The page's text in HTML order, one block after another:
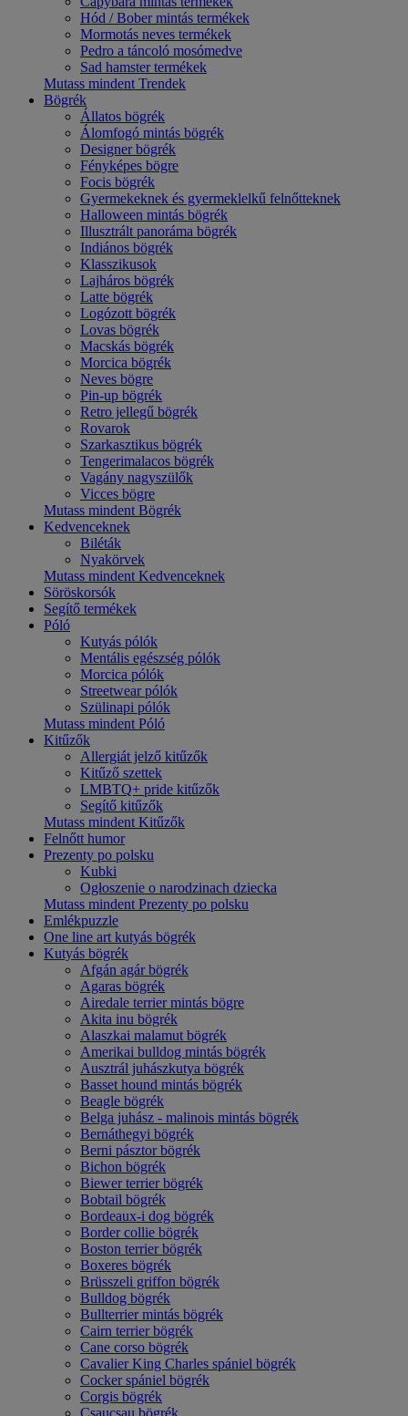
Hód / Bober mintás termékek
Mormotás neves termékek
Pedro a táncoló mosómedve
Sad hamster termékek
Mutass mindent Trendek
Bögrék
Állatos bögrék
Álomfogó mintás bögrék
Designer bögrék
Fényképes bögre
Focis bögrék
Gyermekeknek és gyermeklelkű felnőtteknek
Halloween mintás bögrék
Illusztrált panoráma bögrék
Indiános bögrék
Klasszikusok
Lajháros bögrék
Latte bögrék
Logózott bögrék
Lovas bögrék
Macskás bögrék
Morcica bögrék
Neves bögre
Pin-up bögrék
Retro jellegű bögrék
Rovarok
Szarkasztikus bögrék
Tengerimalacos bögrék
Vagány nagyszülők
Vicces bögre
Mutass mindent Bögrék
Kedvenceknek
Biléták
Nyakörvek
Mutass mindent Kedvenceknek
Söröskorsók
Segítő termékek
Póló
Kutyás pólók
Mentális egészség pólók
Morcica pólók
Streetwear pólók
Szülinapi pólók
Mutass mindent Póló
Kitűzők
Allergiát jelző kitűzők
Kitűző szettek
LMBTQ+ pride kitűzők
Segítő kitűzők
Mutass mindent Kitűzők
Felnőtt humor
Prezenty po polsku
Kubki
Ogłoszenie o narodzinach dziecka
Mutass mindent Prezenty po polsku
Emlékpuzzle
One line art kutyás bögrék
Kutyás bögrék
Afgán agár bögrék
Agaras bögrék
Airedale terrier mintás bögre
Akita inu bögrék
Alaszkai malamut bögrék
Amerikai bulldog mintás bögrék
Ausztrál juhászkutya bögrék
Basset hound mintás bögrék
Beagle bögrék
Belga juhász - malinois mintás bögrék
Bernáthegyi bögrék
Berni pásztor bögrék
Bichon bögrék
Biewer terrier bögrék
Bobtail bögrék
Bordeaux-i dog bögrék
Border collie bögrék
Boston terrier bögrék
Boxeres bögrék
Brüsszeli griffon bögrék
Bulldog bögrék
Bullterrier mintás bögrék
Cairn terrier bögrék
Cane corso bögrék
Cavalier King Charles spániel bögrék
Cocker spániel bögrék
Corgis bögrék
Csaucsau bögrék